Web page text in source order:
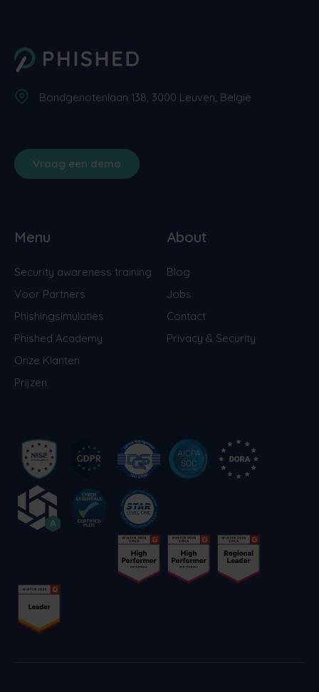
Bondgenotenlaan 138, 3000 Leuven, België
Vraag een demo
Menu
Security awareness training
Voor Partners
Phishingsimulaties
Phished Academy
Onze Klanten
Prijzen
About
Blog
Jobs
Contact
Privacy & Security